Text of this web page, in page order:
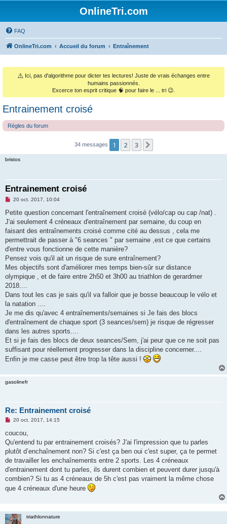
OnlineTri.com
FAQ
OnlineTri.com Accueil du forum Entraînement
⚠️ Ici, pas d'algorithme pour dicter tes lectures! Juste de vrais échanges entre
humains passionnés.
Excerce ton esprit critique 🧠 pour faire le ... tri 😉.
Entrainement croisé
Règles du forum
34 messages 1 2 3
bristos
Entrainement croisé
M
s
a
g
n
o
l
u
20 oct. 2017, 10:04
Petite question concernant l'entraînement croisé (vélo/cap ou cap /nat) .
J'ai seulement 4 créneaux d'entraînement par semaine, du coup en
faisant des entraînements croisé comme cité au dessus , cela me
permettrait de passer à "6 seances " par semaine ,est ce que certains
d'entre vous fonctionne de cette manière?
Pensez vois qu'il ait un risque de sure entraînement?
Mes objectifs sont d'améliorer mes temps bien-sûr sur distance
olympique , et de faire entre 2h50 et 3h00 au triathlon de gerardmer
2018....
Dans tout les cas je sais qu'il va falloir que je bosse beaucoup le vélo et
la natation ....
Je me dis qu'avec 4 entraînements/semaines si Je fais des blocs
d'entraînement de chaque sport (3 seances/sem) je risque de régresser
dans les autres sports....
Et si je fais des blocs de deux seances/Sem, j'ai peur que ce ne soit pas
suffisant pour réellement progresser dans la discipline concerner....
Enfin je me casse peut être trop la tête aussi !
gasolinefr
Re: Entrainement croisé
M
s
a
g
n
o
l
u
20 oct. 2017, 14:15
coucou,
Qu'entend tu par entrainement croisés? J'ai l'impression que tu parles
plutôt d’enchaînement non? Si c'est ça ben oui c'est super, ça te permet
de travailler les enchaînements entre 2 sports. Les 4 créneaux
d'entrainement dont tu parles, ils durent combien et peuvent durer jusqu'à
combien? Si tu as 4 créneaux de 5h c'est pas vraiment la même chose
que 4 créneaux d'une heure
triathlonnature